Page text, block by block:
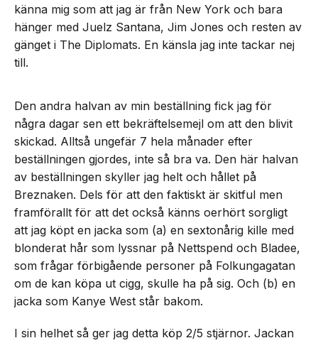
känna mig som att jag är från New York och bara
hänger med Juelz Santana, Jim Jones och resten av
gänget i The Diplomats. En känsla jag inte tackar nej
till.
Den andra halvan av min beställning fick jag för
några dagar sen ett bekräftelsemejl om att den blivit
skickad. Alltså ungefär 7 hela månader efter
beställningen gjordes, inte så bra va. Den här halvan
av beställningen skyller jag helt och hållet på
Breznaken. Dels för att den faktiskt är skitful men
framförallt för att det också känns oerhört sorgligt
att jag köpt en jacka som (a) en sextonårig kille med
blonderat hår som lyssnar på Nettspend och Bladee,
som frågar förbigående personer på Folkungagatan
om de kan köpa ut cigg, skulle ha på sig. Och (b) en
jacka som Kanye West står bakom.
I sin helhet så ger jag detta köp 2/5 stjärnor. Jackan